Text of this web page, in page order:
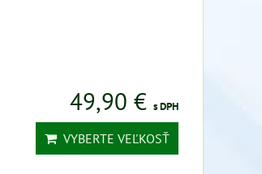
49,90 € s DPH
VYBERTE VEĽKOSŤ